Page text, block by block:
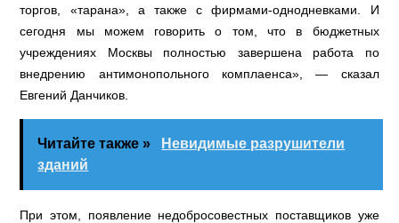
торгов, «тарана», а также с фирмами-однодневками. И
сегодня мы можем говорить о том, что в бюджетных
учреждениях Москвы полностью завершена работа по
внедрению антимонопольного комплаенса», — сказал
Евгений Данчиков.
Читайте также »
Невидимые разрушители
зданий
При этом, появление недобросовестных поставщиков уже